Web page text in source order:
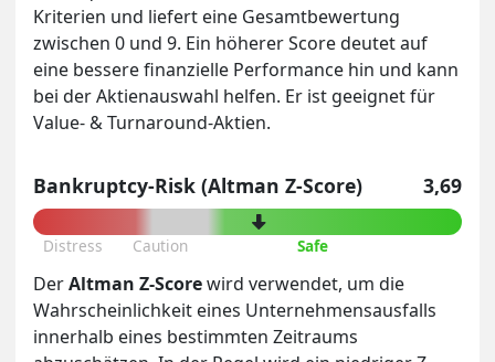
Kriterien und liefert eine Gesamtbewertung
zwischen 0 und 9. Ein höherer Score deutet auf
eine bessere finanzielle Performance hin und kann
bei der Aktienauswahl helfen. Er ist geeignet für
Value- & Turnaround-Aktien.
Bankruptcy-Risk (Altman Z-Score) 3,69
Distress Caution Safe
DerAltman Z-Scorewird verwendet, um die
Wahrscheinlichkeit eines Unternehmensausfalls
innerhalb eines bestimmten Zeitraums